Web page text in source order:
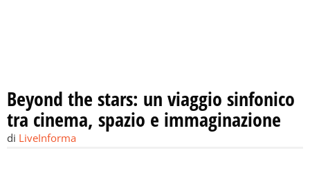
Beyond the stars: un viaggio sinfonico
tra cinema, spazio e immaginazione
di LiveInforma